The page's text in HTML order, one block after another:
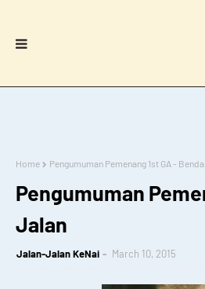
Home Pengumuman Pemenang 1st GA -
Pengumuman
Jalan
Jalan-Jalan KeNai March 10, 2015